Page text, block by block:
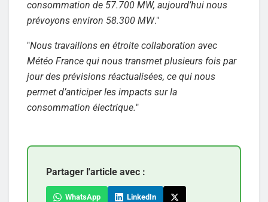
consommation de 57.700 MW, aujourd’hui nous
prévoyons environ 58.300 MW."
"Nous travaillons en étroite collaboration avec
Météo France qui nous transmet plusieurs fois par
jour des prévisions réactualisées, ce qui nous
permet d’anticiper les impacts sur la
consommation électrique."
Partager l'article avec :
WhatsApp LinkedIn